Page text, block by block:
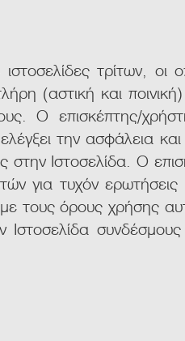
τρίτων, οι
(αστική και
Ο επισκέπτης/
την ασφάλεια
στην Ιστοσελίδα. Ο
για τυχόν
τους όρους χρήσης
συνδέσμους